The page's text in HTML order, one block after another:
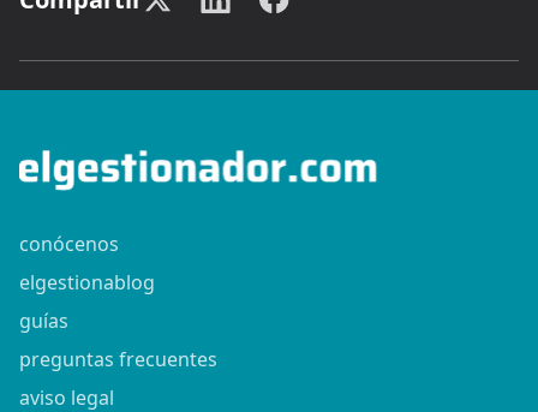
conócenos
elgestionablog
guías
preguntas frecuentes
aviso legal